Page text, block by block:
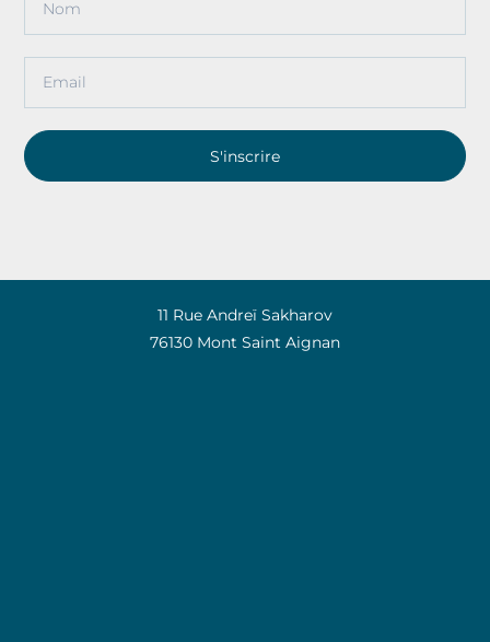
S'inscrire
11 Rue Andreï Sakharov
76130 Mont Saint Aignan